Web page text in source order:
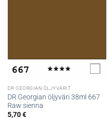
DR GEORGIAN ÖLJYVÄRIT
DR Georgian öljyväri 38ml 667
Raw sienna
5,70€